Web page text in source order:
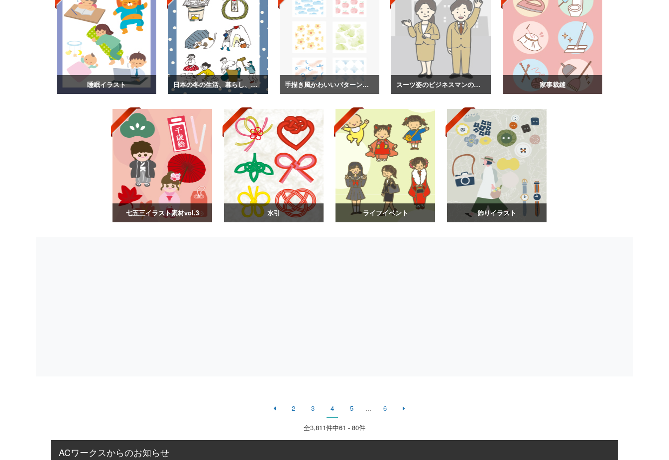
睡眠イラスト 日本の冬の生活、暮らし、装いイラスト 手描き風かわいいパターンイラスト スーツ姿のビジネスマンのイラスト 家事裁縫
七五三イラスト素材vol.3 水引 ライフイベント 飾りイラスト
2 3 4 5 ... 6
全3,811件中61 - 80件
ACワークスからのお知らせ